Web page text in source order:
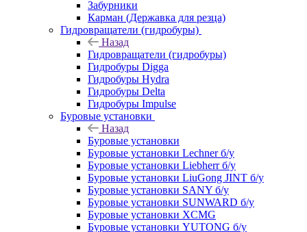
Забурники
Карман (Державка для резца)
Гидровращатели (гидробуры)
Назад
Гидровращатели (гидробуры)
Гидробуры Digga
Гидробуры Hydra
Гидробуры Delta
Гидробуры Impulse
Буровые установки
Назад
Буровые установки
Буровые установки Lechner б/у
Буровые установки Liebherr б/у
Буровые установки LiuGong JINT б/у
Буровые установки SANY б/у
Буровые установки SUNWARD б/у
Буровые установки XCMG
Буровые установки YUTONG б/у